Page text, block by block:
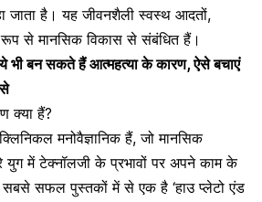
जाता है। यह जीवनशैली स्वस्थ आदतों,
रूप से मानसिक विकास से संबंधित हैं।
ये भी बन सकते हैं आत्महत्या के कारण, ऐसे बचाएं
क्या हैं?
मनोवैज्ञानिक हैं, जो मानसिक
युग में टेक्नॉलजी के प्रभावों पर अपने काम के
सफल पुस्तकों में से एक है ‘हाउ प्लेटो एंड